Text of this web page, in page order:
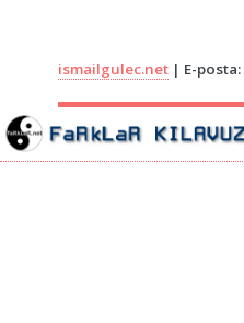
ismailgulec.net | E-posta: